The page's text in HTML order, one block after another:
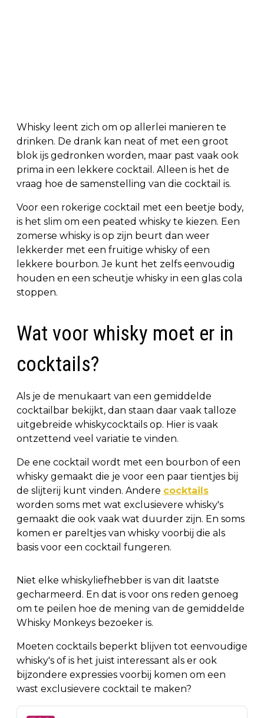
Whisky leent zich om op allerlei manieren te
drinken. De drank kan neat of met een groot
blok ijs gedronken worden, maar past vaak ook
prima in een lekkere cocktail. Alleen is het de
vraag hoe de samenstelling van die cocktail is.
Voor een rokerige cocktail met een beetje body,
is het slim om een peated whisky te kiezen. Een
zomerse whisky is op zijn beurt dan weer
lekkerder met een fruitige whisky of een
lekkere bourbon. Je kunt het zelfs eenvoudig
houden en een scheutje whisky in een glas cola
stoppen.
Wat voor whisky moet er in
cocktails?
Als je de menukaart van een gemiddelde
cocktailbar bekijkt, dan staan daar vaak talloze
uitgebreide whiskycocktails op. Hier is vaak
ontzettend veel variatie te vinden.
De ene cocktail wordt met een bourbon of een
whisky gemaakt die je voor een paar tientjes bij
de slijterij kunt vinden. Andere cocktails
worden soms met wat exclusievere whisky's
gemaakt die ook vaak wat duurder zijn. En soms
komen er pareltjes van whisky voorbij die als
basis voor een cocktail fungeren.
Niet elke whiskyliefhebber is van dit laatste
gecharmeerd. En dat is voor ons reden genoeg
om te peilen hoe de mening van de gemiddelde
Whisky Monkeys bezoeker is.
Moeten cocktails beperkt blijven tot eenvoudige
whisky's of is het juist interessant als er ook
bijzondere expressies voorbij komen om een
wast exclusievere cocktail te maken?